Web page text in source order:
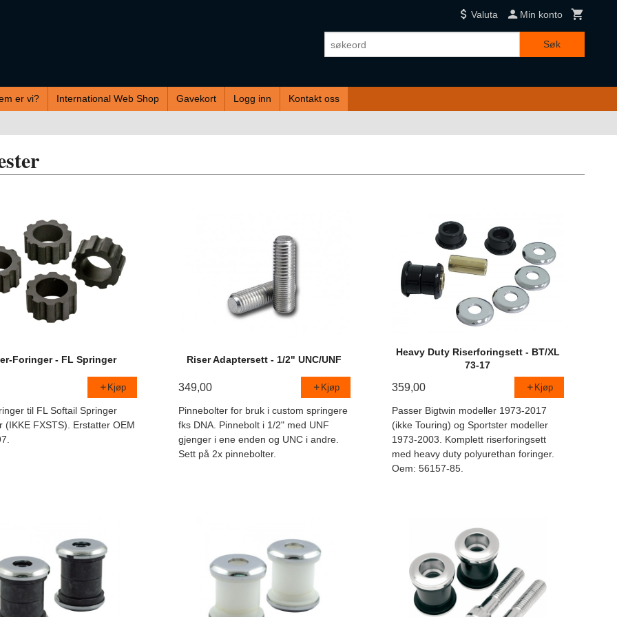
Valuta Min konto
Søk
er vi? International Web Shop Gavekort Logg inn Kontakt oss
Foringer - FL Springer
Kjøp
til FL Softail Springer
(IKKE FXSTS). Erstatter OEM
Riser Adaptersett - 1/2" UNC/UNF
349,00 Kjøp
Pinnebolter for bruk i custom springere
fks DNA. Pinnebolt i 1/2" med UNF
gjenger i ene enden og UNC i andre.
Sett på 2x pinnebolter.
Heavy Duty Riserforingsett - BT/XL
73-17
359,00 Kjøp
Passer Bigtwin modeller 1973-2017
(ikke Touring) og Sportster modeller
1973-2003. Komplett riserforingsett
med heavy duty polyurethan foringer.
Oem: 56157-85.